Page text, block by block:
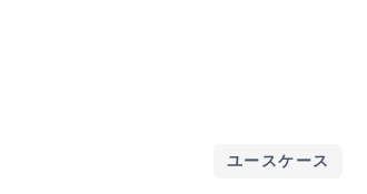
ユースケース